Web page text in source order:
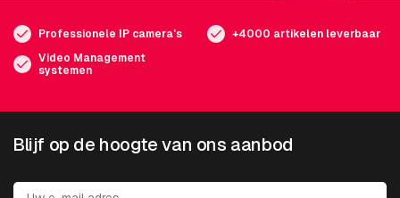
Professionele IP camera's
+4000 artikelen leverbaar
Video Management
systemen
Blijf op de hoogte van ons aanbod